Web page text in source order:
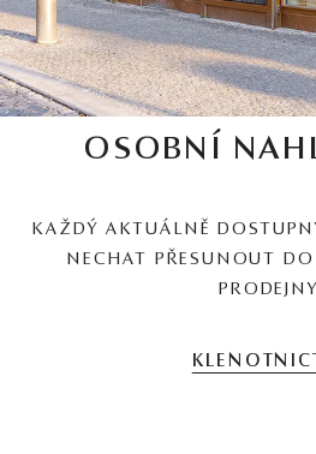
OSOBNÍ
KAŽDÝ AKTUÁLNĚ
NECHAT PŘESUNOUT
PRODEJNY